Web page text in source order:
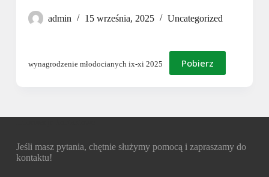
admin 15 września, 2025 Uncategorized
wynagrodzenie młodocianych ix-xi 2025 Pobierz
Jeśli masz pytania, chętnie służymy pomocą i zapraszamy do
kontaktu!